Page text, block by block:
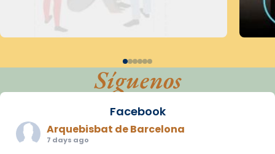
Síguenos
Facebook
Arquebisbat de Barcelona
7 days ago